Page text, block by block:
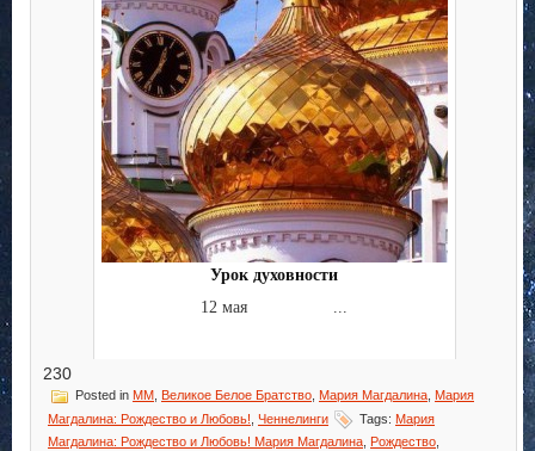
Урок духовности
12 мая ...
230
Posted in MM Великое Белое Братство Мария Магдалина Мария
Магдалина: Рождество и Любовь! Ченнелинги Tags: Мария
Магдалина: Рождество и Любовь! Мария Магдалина Рождество